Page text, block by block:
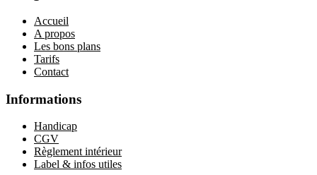
Accueil
A propos
Les bons plans
Tarifs
Contact
Informations
Handicap
CGV
Règlement intérieur
Label & infos utiles